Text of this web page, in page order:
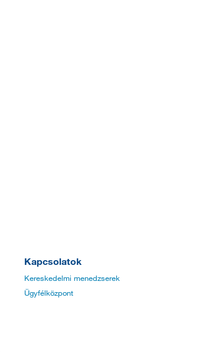
Kapcsolatok
Kereskedelmi menedzserek
Ügyfélközpont